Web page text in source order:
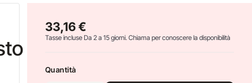
Ricotta
33,16 €
Tasse incluseDa 2 a 15 giorni. Chiama per conoscere la disponibilità
Quantità